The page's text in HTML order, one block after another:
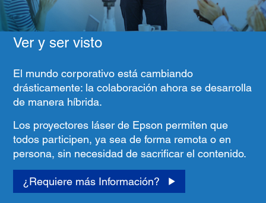
Ver y ser visto
El mundo corporativo está cambiando
drásticamente: la colaboración ahora se desarrolla
de manera híbrida.
Los proyectores láser de Epson permiten que
todos participen, ya sea de forma remota o en
persona, sin necesidad de sacrificar el contenido.
¿Requiere más Información?